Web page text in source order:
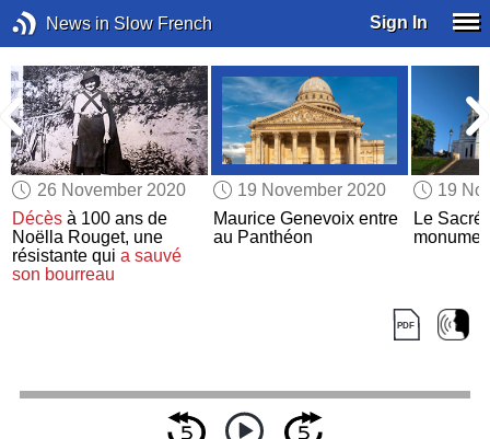
News in Slow French Sign In
26 November 2020
Décès à 100 ans de
Noëlla Rouget, une
résistante quia sauvé
son bourreau
19 November 2020
Maurice Genevoix entre
au Panthéon
19
Le